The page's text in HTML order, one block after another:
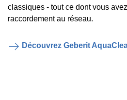
classiques - tout ce dont vous
raccordement au réseau.
Découvrez Geberit